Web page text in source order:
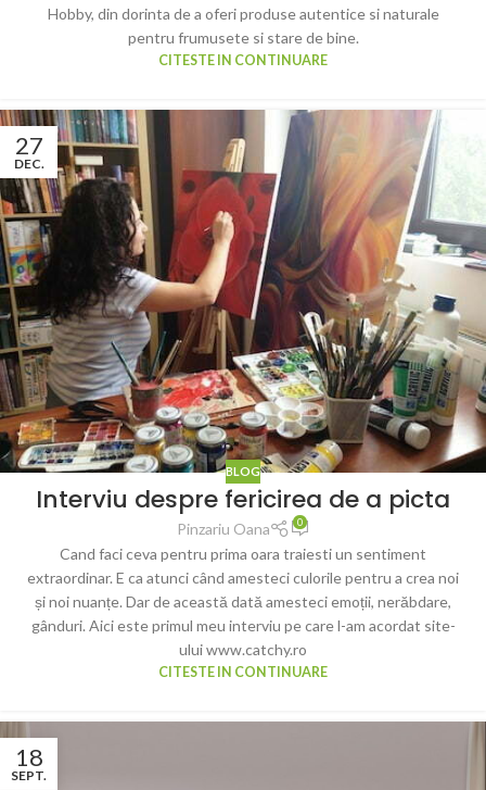
Hobby, din dorinta de a oferi produse autentice si naturale
pentru frumusete si stare de bine.
CITESTE IN CONTINUARE
27
DEC.
BLOG
Interviu despre fericirea de a picta
Pinzariu Oana 0
Cand faci ceva pentru prima oara traiesti un sentiment
extraordinar. E ca atunci când amesteci culorile pentru a crea noi
și noi nuanțe. Dar de această dată amesteci emoții, nerăbdare,
gânduri. Aici este primul meu interviu pe care l-am acordat site-
ului www.catchy.ro
CITESTE IN CONTINUARE
18
SEPT.